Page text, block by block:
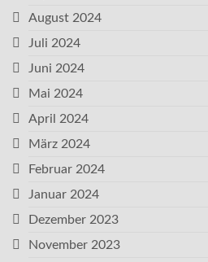
August 2024
Juli 2024
Juni 2024
Mai 2024
April 2024
März 2024
Februar 2024
Januar 2024
Dezember 2023
November 2023